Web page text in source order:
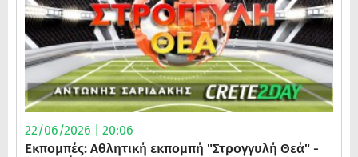
22/06/2026 | 20:06
Εκπομπές: Αθλητική εκπομπή "Στρογγυλή Θεά" -